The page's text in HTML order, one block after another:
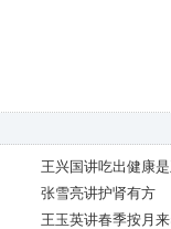
王兴国讲吃出健康
张雪亮讲护肾有方
王玉英讲春季按月